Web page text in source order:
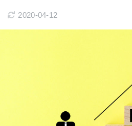
2020-04-12